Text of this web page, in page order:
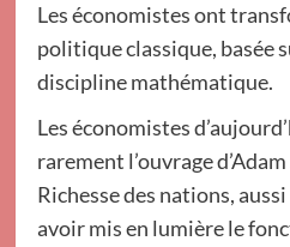
Les économistes ont
politique classique, basée
discipline mathématique.
Les économistes
rarement l’ouvrage
Richesse des nations,
avoir mis en lumière le